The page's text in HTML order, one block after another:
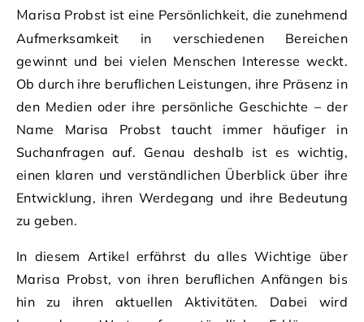
Marisa Probst ist eine Persönlichkeit, die zunehmend
Aufmerksamkeit in verschiedenen Bereichen
gewinnt und bei vielen Menschen Interesse weckt.
Ob durch ihre beruflichen Leistungen, ihre Präsenz in
den Medien oder ihre persönliche Geschichte – der
Name Marisa Probst taucht immer häufiger in
Suchanfragen auf. Genau deshalb ist es wichtig,
einen klaren und verständlichen Überblick über ihre
Entwicklung, ihren Werdegang und ihre Bedeutung
zu geben.
In diesem Artikel erfährst du alles Wichtige über
Marisa Probst, von ihren beruflichen Anfängen bis
hin zu ihren aktuellen Aktivitäten. Dabei wird